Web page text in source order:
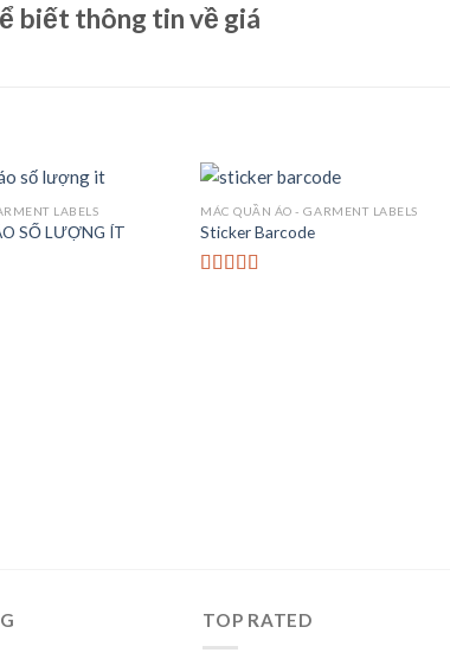
biết thông tin về giá
LABELS
SỐ LƯỢNG ÍT
MÁC QUẦN ÁO - GARMENT LABELS
Sticker Barcode
TOP RATED